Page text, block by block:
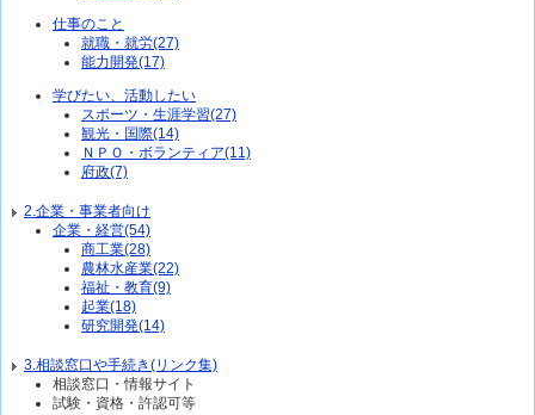
仕事のこと
就職・就労(27)
能力開発(17)
学びたい、活動したい
スポーツ・生涯学習(27)
観光・国際(14)
ＮＰＯ・ボランティア(11)
府政(7)
2.企業・事業者向け
企業・経営(54)
商工業(28)
農林水産業(22)
福祉・教育(9)
起業(18)
研究開発(14)
3.相談窓口や手続き(リンク集)
相談窓口・情報サイト
試験・資格・許認可等